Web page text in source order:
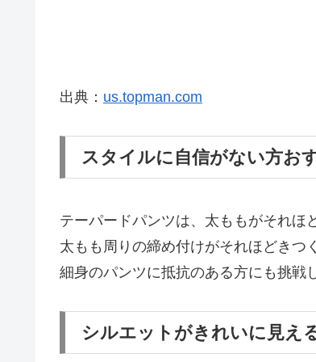
出典： us.topman.com
スタイルに自信がない方お
テーパードパンツは、太ももがそれほ
太もも周りの締め付けがそれほどきつ
細身のパンツに抵抗のある方にも挑戦
シルエットがきれいに見え